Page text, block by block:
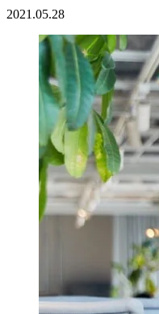
2021.05.28